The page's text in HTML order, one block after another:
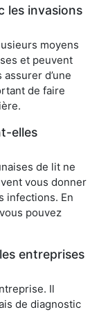
les invasions
moyens
et peuvent
d’une
de faire
elles
de lit ne
vous donner
infections. En
pouvez
entreprises
Il
de diagnostic